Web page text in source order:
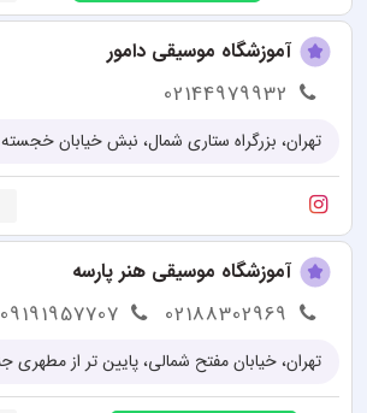
آموزشگاه موسیقی دامور
02144979932
آموزشگاه موسیقی هنر پارسه
02188302969
09191957707